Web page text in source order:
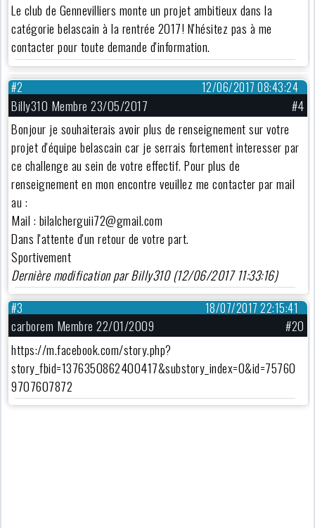
Le club de Gennevilliers monte un projet ambitieux dans la
catégorie belascain à la rentrée 2017! N'hésitez pas à me
contacter pour toute demande d'information.
12/06/2017 08:43:24
#2
Billy310 Membre 23/05/2017
#4
Bonjour je souhaiterais avoir plus de renseignement sur votre
projet d'équipe belascain car je serrais fortement interesser par
ce challenge au sein de votre effectif. Pour plus de
renseignement en mon encontre veuillez me contacter par mail
au :
Mail : bilalcherguii72@gmail.com
Dans l'attente d'un retour de votre part.
Sportivement
Dernière modification par Billy310 (12/06/2017 11:33:16)
18/07/2017 22:15:41
#3
carborem Membre 22/01/2009
#20
https://m.facebook.com/story.php?
story_fbid=1376350862400417&substory_index=0&id=75760
9707607872